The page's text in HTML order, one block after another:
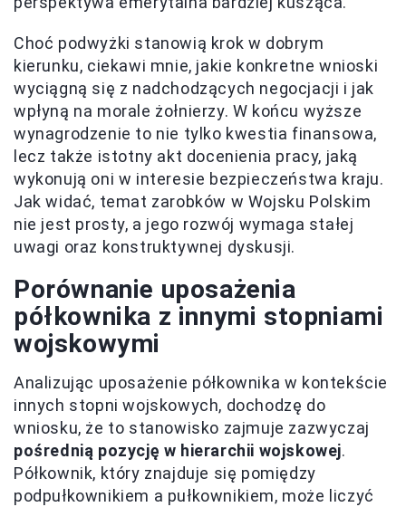
Choć podwyżki stanowią krok w dobrym
kierunku, ciekawi mnie, jakie konkretne wnioski
wyciągną się z nadchodzących negocjacji i jak
wpłyną na morale żołnierzy. W końcu wyższe
wynagrodzenie to nie tylko kwestia finansowa,
lecz także istotny akt docenienia pracy, jaką
wykonują oni w interesie bezpieczeństwa kraju.
Jak widać, temat zarobków w Wojsku Polskim
nie jest prosty, a jego rozwój wymaga stałej
uwagi oraz konstruktywnej dyskusji.
Porównanie uposażenia
półkownika z innymi stopniami
wojskowymi
Analizując uposażenie półkownika w kontekście
innych stopni wojskowych, dochodzę do
wniosku, że to stanowisko zajmuje zazwyczaj
pośrednią pozycję w hierarchii wojskowej.
Półkownik, który znajduje się pomiędzy
podpułkownikiem a pułkownikiem, może liczyć